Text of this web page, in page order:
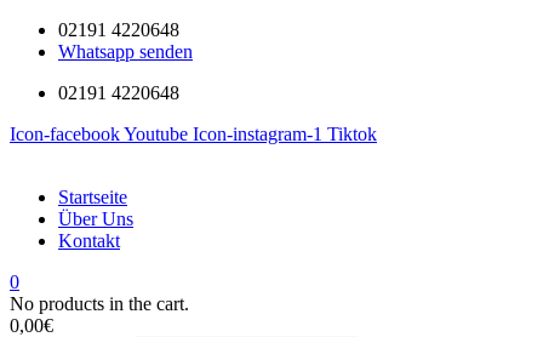
02191 4220648
Whatsapp senden
02191 4220648
Icon-facebookYoutube Icon-instagram-1 Tiktok
Startseite
Über Uns
Kontakt
0
No products in the cart.
0,00€